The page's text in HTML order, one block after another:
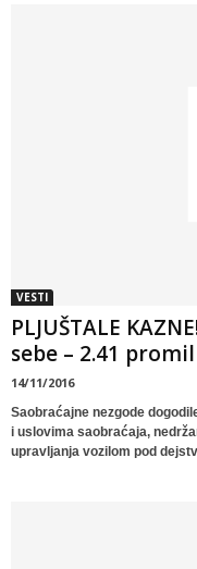
VESTI
PLJUŠTALE
sebe – 2.41
14/11/2016
Saobraćajne nezgode
i uslovima saobraćaja,
upravljanja vozilom pod